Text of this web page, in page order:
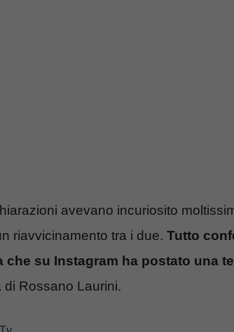
avevano incuriosito
riavvicinamento tra i due. Tutto
che su Instagram ha postato una
di Rossano Laurini.